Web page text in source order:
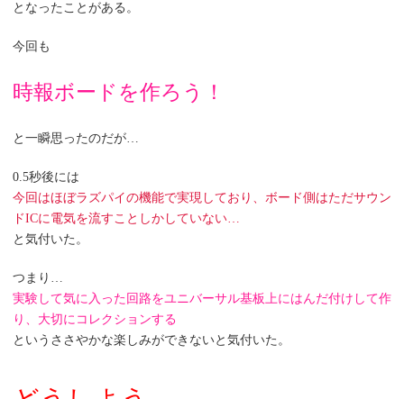
となったことがある。
今回も
時報ボードを作ろう！
と一瞬思ったのだが…
0.5秒後には
今回はほぼラズパイの機能で実現しており、ボード側はただサウン
ドICに電気を流すことしかしていない…
と気付いた。
つまり…
実験して気に入った回路をユニバーサル基板上にはんだ付けして作
り、大切にコレクションする
というささやかな楽しみができないと気付いた。